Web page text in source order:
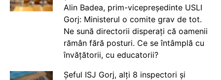
Alin Badea, prim-vicepreședinte USLI
Gorj: Ministerul o comite grav de tot.
Ne sună directorii disperați că oamenii
rămân fără posturi. Ce se întâmplă cu
învățătorii, cu educatorii?
Șeful ISJ Gorj, alți 8 inspectori și